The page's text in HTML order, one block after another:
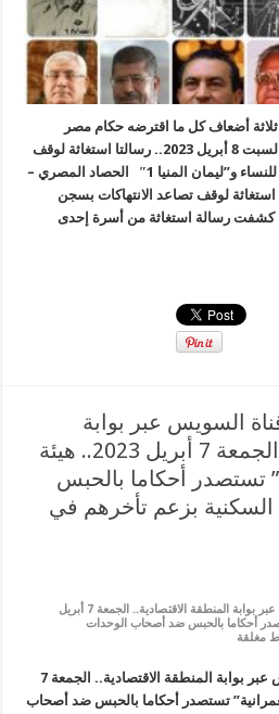
مليار دولار ثلاثة أضعاف كل ما اقترضه حكام مصر
السابقون على مدار مائة سنة.. السبت 8 أبريل 2023.. رسالتا استغاثة لوقف
تصاعد الانتهاكات بسجن القناطر للنساء و”ليمان المنيا 1″ الحصاد المصري –
لوقف تصاعد الانتهاكات بسجن
للنساء و”ليمان المنيا 1″ كشفت رسالة استغاثة من أسرة إحدى
السويس عبر بوابة
المنطقة الاقتصادية.. الجمعة 7 أبريل 2023.. هيئة
تستصدر أحكاما بالحبس
بزعم تأخرهم في
على أطماع الإمارات في قناة السويس عبر بوابة المنطقة الاقتصادية.. الجمعة 7 أبريل
أحكاما بالحبس ضد أصحاب الوحدات
مغلقة
أطماع الإمارات في قناة السويس عبر بوابة المنطقة الاقتصادية.. الجمعة 7
العمرانية” تستصدر أحكاما بالحبس ضد أصحاب